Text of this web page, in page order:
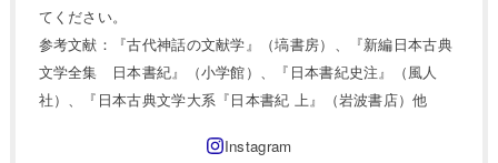
てください。
参考文献：『古代神話の文献学』（塙書房）、『新編日本古典
文学全集 日本書紀』（小学館）、『日本書紀史注』（風人
社）、『日本古典文学大系『日本書紀 上』（岩波書店）他